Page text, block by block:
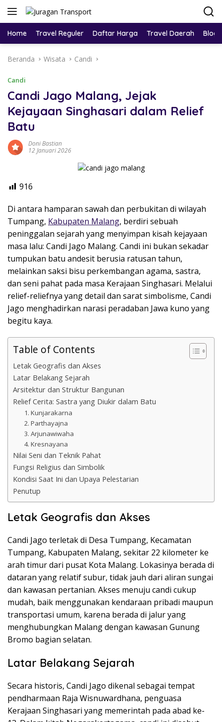
Home Travel Reguler Daftar Harga Travel Daerah Blog
Beranda Wisata Candi
Candi
Candi Jago Malang, Jejak
Kejayaan Singhasari dalam Relief
Batu
Doni Bastian
12 Januari 2026
916
Di antara hamparan sawah dan perbukitan di wilayah
Tumpang, Kabupaten Malang, berdiri sebuah
peninggalan sejarah yang menyimpan kisah kejayaan
masa lalu: Candi Jago Malang. Candi ini bukan sekadar
tumpukan batu andesit berusia ratusan tahun,
melainkan saksi bisu perkembangan agama, sastra,
dan seni pahat pada masa Kerajaan Singhasari. Melalui
relief-reliefnya yang detail dan sarat simbolisme, Candi
Jago menghadirkan narasi peradaban Jawa kuno yang
begitu kaya.
Table of Contents
Letak Geografis dan Akses
Latar Belakang Sejarah
Arsitektur dan Struktur Bangunan
Relief Cerita: Sastra yang Diukir dalam Batu
1. Kunjarakarna
2. Parthayajna
3. Arjunawiwaha
4. Kresnayana
Nilai Seni dan Teknik Pahat
Fungsi Religius dan Simbolik
Kondisi Saat Ini dan Upaya Pelestarian
Penutup
Letak Geografis dan Akses
Candi Jago terletak di Desa Tumpang, Kecamatan
Tumpang, Kabupaten Malang, sekitar 22 kilometer ke
arah timur dari pusat Kota Malang. Lokasinya berada di
dataran yang relatif subur, tidak jauh dari aliran sungai
dan kawasan pertanian. Akses menuju candi cukup
mudah, baik menggunakan kendaraan pribadi maupun
transportasi umum, karena berada di jalur yang
menghubungkan Malang dengan kawasan Gunung
Bromo bagian selatan.
Latar Belakang Sejarah
Secara historis, Candi Jago dikenal sebagai tempat
pendharmaan Raja Wisnuwardhana, penguasa
Kerajaan Singhasari yang memerintah pada abad ke-